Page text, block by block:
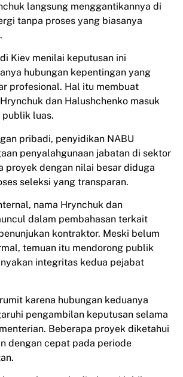
langsung menggantikannya di
tanpa proses yang biasanya
Kiev menilai keputusan ini
hubungan kepentingan yang
profesional. Hal itu membuat
dan Halushchenko masuk
luas.
pribadi, penyidikan NABU
penyalahgunaan jabatan di sektor
proyek dengan nilai besar diduga
seleksi yang transparan.
nama Hrynchuk dan
dalam pembahasan terkait
kontraktor. Meski belum
temuan itu mendorong publik
integritas kedua pejabat
karena hubungan keduanya
pengambilan keputusan selama
Beberapa proyek diketahui
dengan cepat pada periode